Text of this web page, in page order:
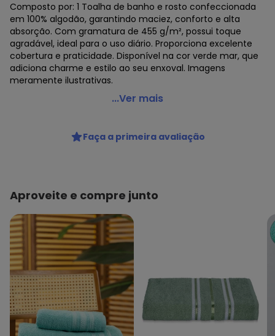
Composto por: 1 Toalha de banho e rosto confeccionada
em 100% algodão, garantindo maciez, conforto e alta
absorção. Com gramatura de 455 g/m², possui toque
agradável, ideal para o uso diário. Proporciona excelente
cobertura e praticidade. Disponível na cor verde mar, que
adiciona charme e estilo ao seu enxoval. Imagens
meramente ilustrativas.
Lar e Lazer - Jogo de Toalha Safira Verde Mar 2 Peças
Composto por:
1 toalha de banho e 1 de rosto.
Cor: Verde mar.
Imagens meramente ilustrativas.
...Ver mais
Faça a primeira avaliação
Aproveite e compre junto